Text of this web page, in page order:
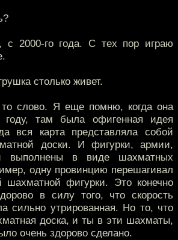
с 2000-го года. С тех пор играю
столько живет.
слово. Я еще помню, когда она
там была офигенная идея
вся карта представляла собой
доски. И фигурки, армии,
выполнены в виде шахматных
одну провинцию перешагивал
фигурки. Это конечно
в силу того, что скорость
сильно утрированная. Но то, что
доска, и ты в эти шахматы,
очень здорово сделано.